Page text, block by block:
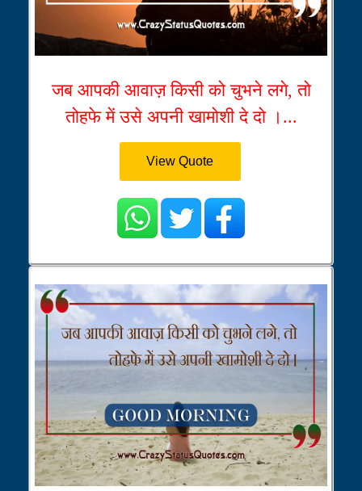
जब आपकी आवाज़ किसी को चुभने लगे, तो
तोहफे में उसे अपनी खामोशी दे दो ।...
View Quote